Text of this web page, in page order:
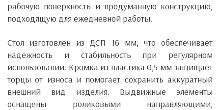
рабочую поверхность и продуманную конструкцию,
подходящую для ежедневной работы.
Стол изготовлен из ДСП 16 мм, что обеспечивает
надежность и стабильность при регулярном
использовании. Кромка из пластика 0,5 мм защищает
торцы от износа и помогает сохранить аккуратный
внешний вид изделия. Выдвижные элементы
оснащены роликовыми направляющими,